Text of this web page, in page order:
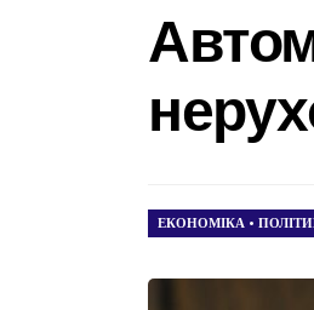
ЕКОНОМІКА •